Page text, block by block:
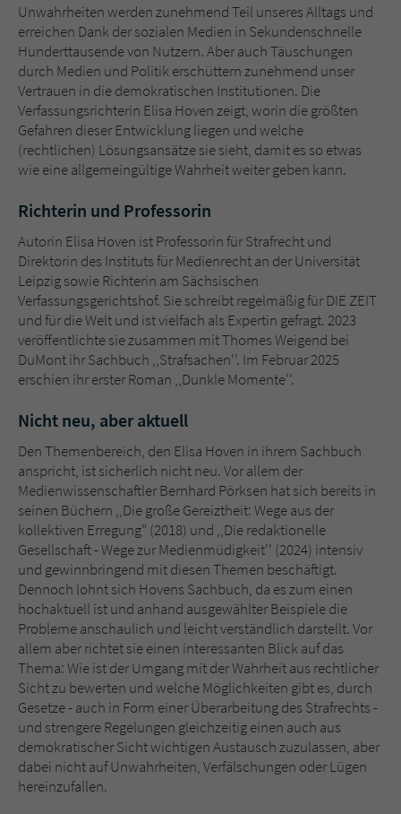
Unwahrheiten werden zunehmend Teil unseres Alltags und
erreichen Dank der sozialen Medien in Sekundenschnelle
Hunderttausende von Nutzern. Aber auch Täuschungen
durch Medien und Politik erschüttern zunehmend unser
Vertrauen in die demokratischen Institutionen. Die
Verfassungsrichterin Elisa Hoven zeigt, worin die größten
Gefahren dieser Entwicklung liegen und welche
(rechtlichen) Lösungsansätze sie sieht, damit es so etwas
wie eine allgemeingültige Wahrheit weiter geben kann.
Richterin und Professorin
Autorin Elisa Hoven ist Professorin für Strafrecht und
Direktorin des Instituts für Medienrecht an der Universität
Leipzig sowie Richterin am Sächsischen
Verfassungsgerichtshof. Sie schreibt regelmäßig für DIE ZEIT
und für die Welt und ist vielfach als Expertin gefragt. 2023
veröffentlichte sie zusammen mit Thomes Weigend bei
DuMont ihr Sachbuch ,,Strafsachen''. Im Februar 2025
erschien ihr erster Roman ,,Dunkle Momente''.
Nicht neu, aber aktuell
Den Themenbereich, den Elisa Hoven in ihrem Sachbuch
anspricht, ist sicherlich nicht neu. Vor allem der
Medienwissenschaftler Bernhard Pörksen hat sich bereits in
seinen Büchern ,,Die große Gereiztheit: Wege aus der
kollektiven Erregung" (2018) und ,,Die redaktionelle
Gesellschaft - Wege zur Medienmüdigkeit'' (2024) intensiv
und gewinnbringend mit diesen Themen beschäftigt.
Dennoch lohnt sich Hovens Sachbuch, da es zum einen
hochaktuell ist und anhand ausgewählter Beispiele die
Probleme anschaulich und leicht verständlich darstellt. Vor
allem aber richtet sie einen interessanten Blick auf das
Thema: Wie ist der Umgang mit der Wahrheit aus rechtlicher
Sicht zu bewerten und welche Möglichkeiten gibt es, durch
Gesetze - auch in Form einer Überarbeitung des Strafrechts -
und strengere Regelungen gleichzeitig einen auch aus
demokratischer Sicht wichtigen Austausch zuzulassen, aber
dabei nicht auf Unwahrheiten, Verfälschungen oder Lügen
hereinzufallen.